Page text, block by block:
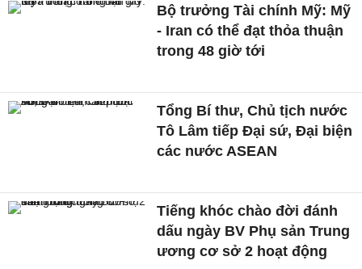
Bộ trưởng Tài chính Mỹ: Mỹ
- Iran có thể đạt thỏa thuận
trong 48 giờ tới
Tổng Bí thư, Chủ tịch nước
Tô Lâm tiếp Đại sứ, Đại biện
các nước ASEAN
Tiếng khóc chào đời đánh
dấu ngày BV Phụ sản Trung
ương cơ sở 2 hoạt động